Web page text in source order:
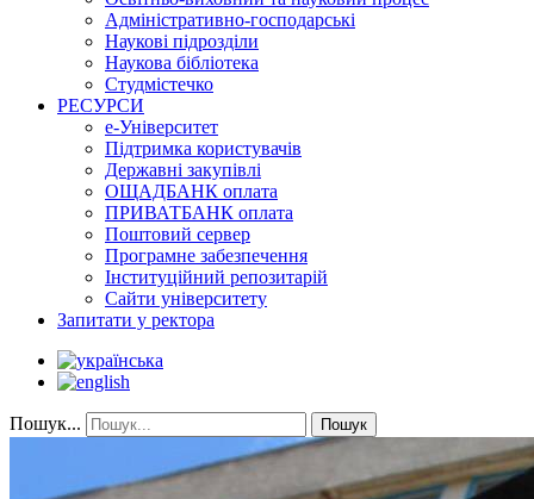
Адміністративно-господарські
Наукові підрозділи
Наукова бібліотека
Студмістечко
РЕСУРСИ
е-Університет
Підтримка користувачів
Державні закупівлі
ОЩАДБАНК оплата
ПРИВАТБАНК оплата
Поштовий сервер
Програмне забезпечення
Інституційний репозитарій
Сайти університету
Запитати у ректора
Пошук... Пошук